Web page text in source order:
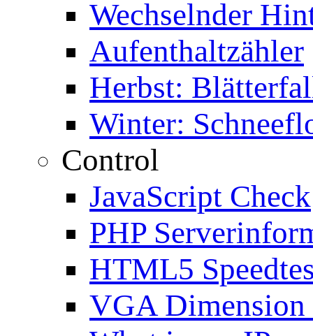
Wechselnder
Aufenthaltzähler
Herbst:
Winter:
Control
JavaScript Check
PHP
HTML5
VGA Dimension